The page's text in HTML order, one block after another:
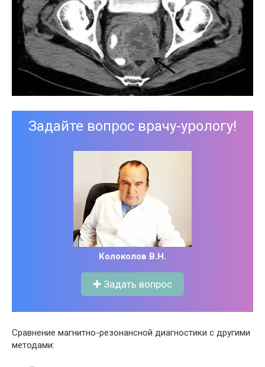
Задайте вопрос врачу-урологу!
Колоколов В.Н.
✚ Задать вопрос
Сравнение магнитно-резонансной диагностики с другими
методами: